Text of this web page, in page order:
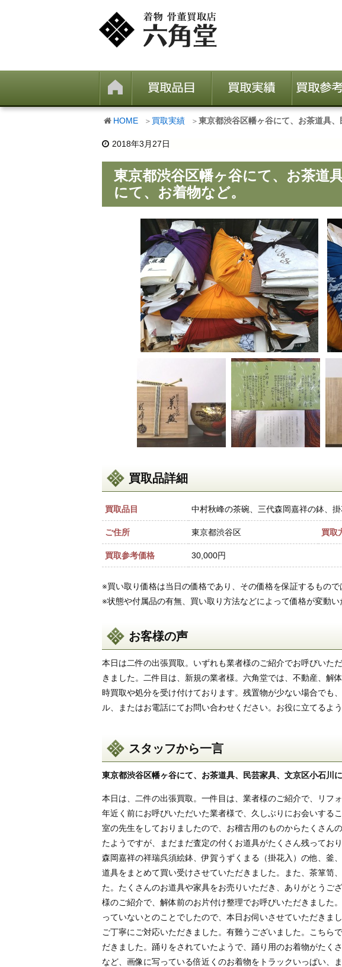
HOME 買取実績 東京都渋谷区幡ヶ谷にて、お茶道具
2018年3月27日
東京都渋谷区幡ヶ谷にて、お茶道
にて、お着物など。
買取品詳細
買取品目 中村秋峰の茶碗、三代森岡嘉祥の鉢、
ご住所 東京都渋谷区 買取
買取参考価格 30,000円
※買い取り価格は当日の価格であり、その価格を保証するもので
※状態や付属品の有無、買い取り方法などによって価格が変動い
お客様の声
本日は二件の出張買取。いずれも業者様のご紹介でお呼びいた
きました。二件目は、新規の業者様。六角堂では、不動産、解
時買取や処分を受け付けております。残置物が少ない場合でも
ル、またはお電話にてお問い合わせください。お役に立てるよ
スタッフから一言
東京都渋谷区幡ヶ谷にて、お茶道具、民芸家具、文京区小石川
本日は、二件の出張買取。一件目は、業者様のご紹介で、リフ
年近く前にお呼びいただいた業者様で、久しぶりにお会いする
室の先生をしておりましたので、お稽古用のものからたくさん
たようですが、まだまだ査定の付くお道具がたくさん残ってお
森岡嘉祥の祥瑞呉須絵鉢、伊賀うずくまる（掛花入）の他、釜
道具をまとめて買い受けさせていただきました。また、茶箪笥
た。たくさんのお道具や家具をお売りいただき、ありがとうご
様のご紹介で、解体前のお片付け整理でお呼びいただきました
っていないとのことでしたので、本日お伺いさせていただきま
ご丁寧にご対応いただきました。有難うございました。こちら
だきました。踊りをされていたようで、踊り用のお着物がたく
など、画像に写っている倍近くのお着物をトラックいっぱい、